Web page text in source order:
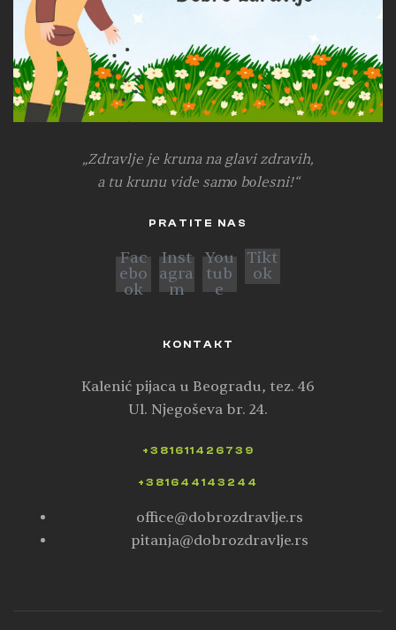
„Zdravlje je kruna na glavi zdravih,
a tu krunu vide samо bоlesni!“
PRATITE NAS
Fac
ebo
ok
Inst
agra
m
You
tub
e
Tikt
ok
KONTAKT
Kalenić pijaca u Beogradu, tez. 46
Ul. Njegoševa br. 24.
+381611426739
+381644143244
office@dobrozdravlje.rs
pitanja@dobrozdravlje.rs